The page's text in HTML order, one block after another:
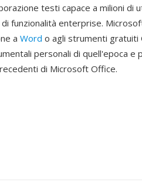
testi capace a milioni di
funzionalità enterprise.
a Word o agli strumenti gratuiti
personali di quell'epoca e
di Microsoft Office.